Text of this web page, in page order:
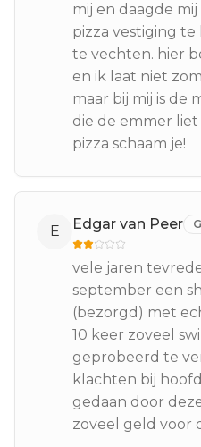
mij en daagde
pizza vestiging
te vechten. hier
en ik laat niet
maar bij mij is de
die de emmer
pizza schaam je!
E Edgar van Peer
vele jaren
september een
(bezorgd) met
10 keer zoveel
geprobeerd te
klachten bij
gedaan door
zoveel geld voor